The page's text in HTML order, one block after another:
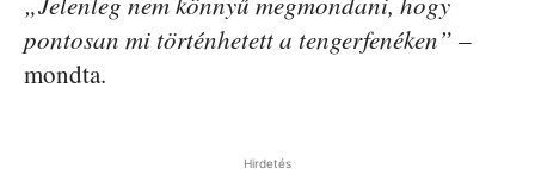
pontosan mi történhetett a tengerfenéken” –
mondta.
Hirdetés